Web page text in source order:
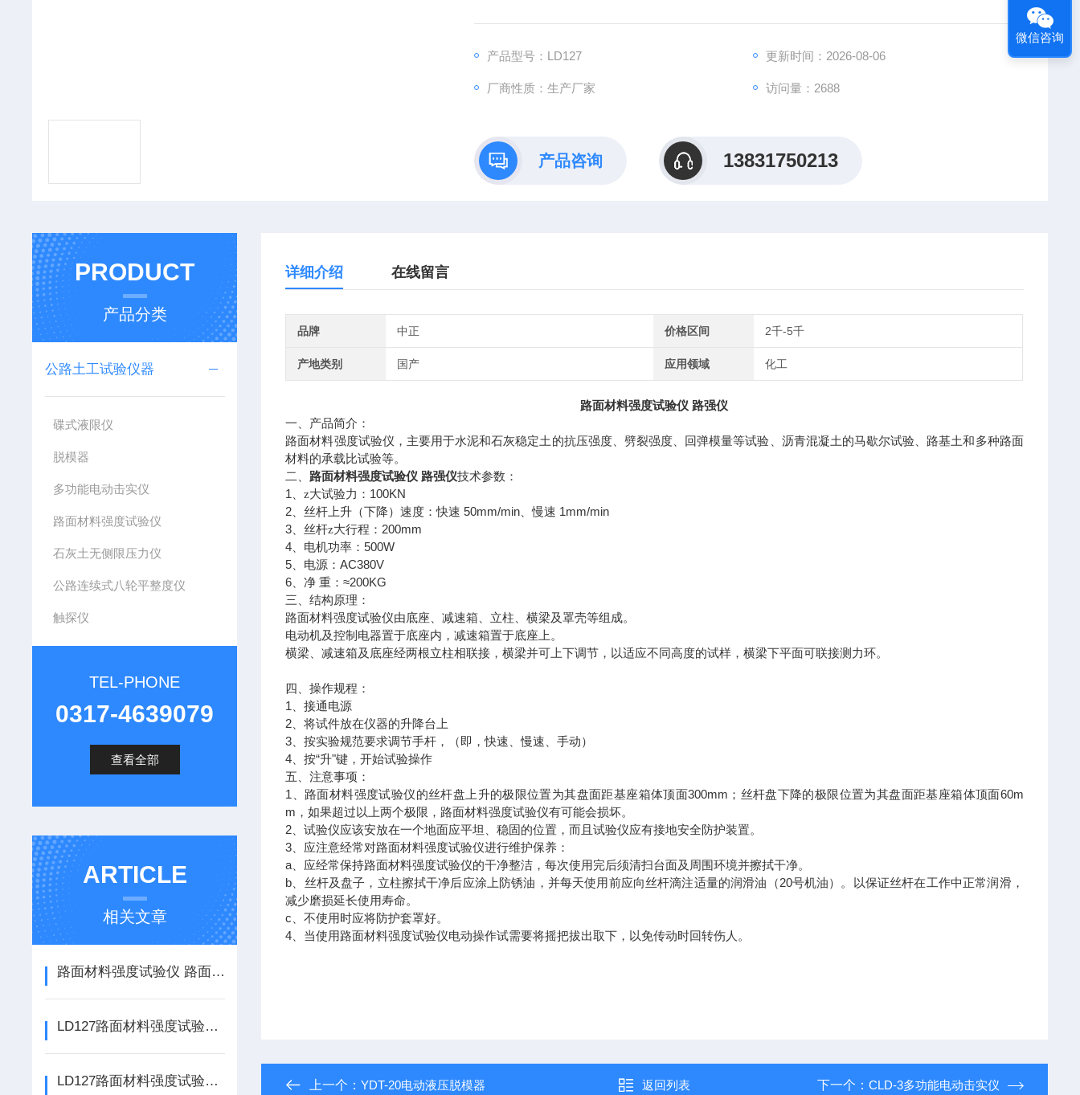
产品型号：LD127 更新时间：2026-08-06
厂商性质：生产厂家 访问量：2688
产品咨询 13831750213
PRODUCT
产品分类
公路土工试验仪器
碟式液限仪
脱模器
多功能电动击实仪
路面材料强度试验仪
石灰土无侧限压力仪
公路连续式八轮平整度仪
触探仪
TEL-PHONE
0317-4639079
查看全部
ARTICLE
相关文章
路面材料强度试验仪 路面材料强度测定仪的使用说明
LD127路面材料强度试验仪 路强仪的使用说明
LD127路面材料强度试验仪如何使用
详细介绍 在线留言
品牌 中正 价格区间 2千-5千
产地类别 国产 应用领域 化工
路面材料强度试验仪 路强仪
一、 产品简介：
路面材料强度试验仪，主要用于水泥和石灰稳定土的抗压强度、劈裂强度、回弹模量等试验、沥青混凝土的马歇尔试验、路基土和多种路面
材料的承载比试验等。
二、 路面材料强度试验仪 路强仪技术参数：
1 、z大试验力： 100KN
2 、丝杆上升（下降）速度：快速 50mm/min 、慢速 1mm/min
3 、丝杆z大行程： 200mm
4 、电机功率：500W
5 、电源：AC380V
6 、净 重：≈200KG
三、结构原理：
路面材料强度试验仪由底座、减速箱、立柱、横梁及罩壳等组成。
电动机及控制电器置于底座内，减速箱置于底座上。
横梁、减速箱及底座经两根立柱相联接，横梁并可上下调节，以适应不同高度的试样，横梁下平面可联接测力环。
四、操作规程：
1 、接通电源
2 、将试件放在仪器的升降台上
3 、按实验规范要求调节手杆，（即，快速、慢速、手动）
4 、按“升"键，开始试验操作
五、注意事项：
1 、路面材料强度试验仪的丝杆盘上升的极限位置为其盘面距基座箱体顶面300mm ；丝杆盘下降的极限位置为其盘面距基座箱体顶面60m
m ，如果超过以上两个极限，路面材料强度试验仪有可能会损坏。
2 、试验仪应该安放在一个地面应平坦、稳固的位置，而且试验仪应有接地安全防护装置。
3 、应注意经常对路面材料强度试验仪进行维护保养：
a 、应经常保持路面材料强度试验仪的干净整洁，每次使用完后须清扫台面及周围环境并擦拭干净。
b 、丝杆及盘子，立柱擦拭干净后应涂上防锈油，并每天使用前应向丝杆滴注适量的润滑油（20号机油）。以保证丝杆在工作中正常润滑，
减少磨损延长使用寿命。
c 、不使用时应将防护套罩好。
4 、当使用路面材料强度试验仪电动操作试需要将摇把拔出取下，以免传动时回转伤人。
上一个：YDT-20电动液压脱模器 返回列表 下一个： CLD-3多功能电动击实仪
微信咨询